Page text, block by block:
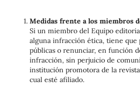
Medidas frente a los miembros
Si un miembro del Equipo
alguna infracción ética, tiene que
públicas o renunciar, en función
infracción, sin perjuicio de
institución promotora de la
cual esté afiliado.